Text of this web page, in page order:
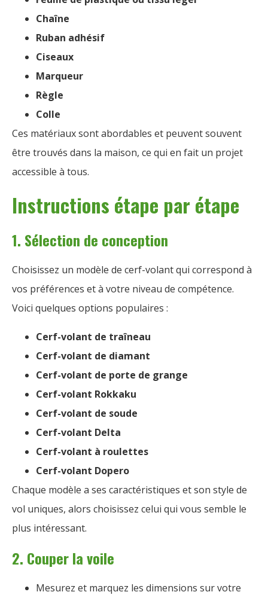
Chaîne
Ruban adhésif
Ciseaux
Marqueur
Règle
Colle
Ces matériaux sont abordables et peuvent souvent
être trouvés dans la maison, ce qui en fait un projet
accessible à tous.
Instructions étape par étape
1. Sélection de conception
Choisissez un modèle de cerf-volant qui correspond à
vos préférences et à votre niveau de compétence.
Voici quelques options populaires :
Cerf-volant de traîneau
Cerf-volant de diamant
Cerf-volant de porte de grange
Cerf-volant Rokkaku
Cerf-volant de soude
Cerf-volant Delta
Cerf-volant à roulettes
Cerf-volant Dopero
Chaque modèle a ses caractéristiques et son style de
vol uniques, alors choisissez celui qui vous semble le
plus intéressant.
2. Couper la voile
Mesurez et marquez les dimensions sur votre